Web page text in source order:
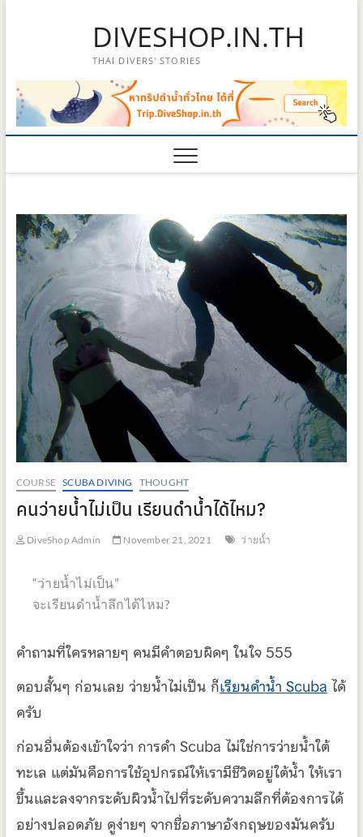
DIVESHOP.IN.TH
THAI DIVERS' STORIES
COURSE SCUBA DIVING THOUGHT
คนว่ายน้ำไม่เป็น เรียนดำน้ำได้ไหม?
DiveShop Admin November 21, 2021 ว่ายน้ำ
“ว่ายน้ำไม่เป็น”
จะเรียนดำน้ำลึกได้ไหม?
คำถามที่ใครหลายๆ คนมีคำตอบผิดๆ ในใจ 555
ตอบสั้นๆ ก่อนเลย ว่ายน้ำไม่เป็น ก็เรียนดำน้ำ Scuba ได้
ครับ
ก่อนอื่นต้องเข้าใจว่า การดำ Scuba ไม่ใช่การว่ายน้ำใต้
ทะเล แต่มันคือการใช้อุปกรณ์ให้เรามีชีวิตอยู่ใต้น้ำ ให้เรา
ขึ้นและลงจากระดับผิวน้ำไปที่ระดับความลึกที่ต้องการได้
อย่างปลอดภัย ดูง่ายๆ จากชื่อภาษาอังกฤษของมันครับ